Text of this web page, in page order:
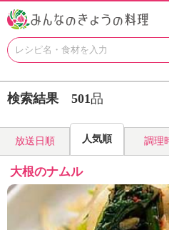
お
い
ピ
を
見
け
よ
う
検索結果 501品
放送日順 人気順 調理
大根のナムル